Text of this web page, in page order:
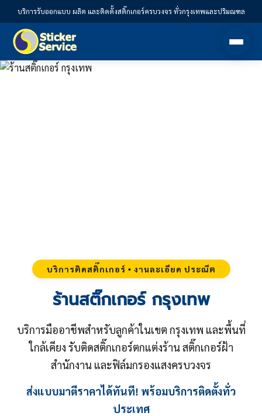
บริการรับออกแบบ ผลิต และติดตั้งสติ๊กเกอร์ครบวงจร ทั่วกรุงเทพและปริมณฑล
บริการติดสติ๊กเกอร์ • งานละเอียด ประณีต
ร้านสติ๊กเกอร์ กรุงเทพ
บริการมืออาชีพสำหรับลูกค้าในเขต กรุงเทพ และพื้นที่
ใกล้เคียง รับติดสติ๊กเกอร์ตกแต่งร้าน สติ๊กเกอร์ฝ้า
สำนักงาน และฟิล์มกรองแสงครบวงจร
ส่งแบบมาตีราคาได้ทันที! พร้อมบริการติดตั้งทั่ว
ประเทศ